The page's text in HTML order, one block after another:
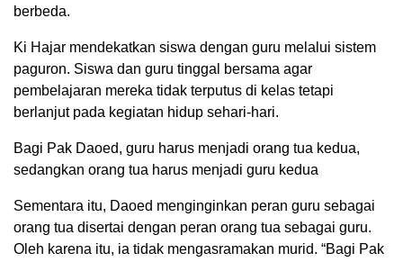
berbeda.
Ki Hajar mendekatkan siswa dengan guru melalui sistem
paguron. Siswa dan guru tinggal bersama agar
pembelajaran mereka tidak terputus di kelas tetapi
berlanjut pada kegiatan hidup sehari-hari.
Bagi Pak Daoed, guru harus menjadi orang tua kedua,
sedangkan orang tua harus menjadi guru kedua
Sementara itu, Daoed menginginkan peran guru sebagai
orang tua disertai dengan peran orang tua sebagai guru.
Oleh karena itu, ia tidak mengasramakan murid. “Bagi Pak